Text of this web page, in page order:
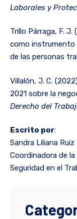
Laborales y
Trillo Párraga, F.
como instrumento
de las personas
Villalón, J. C.
2021 sobre la
Derecho del
Escrito por:
Sandra Liliana Ruiz
Coordinadora de
Seguridad en el